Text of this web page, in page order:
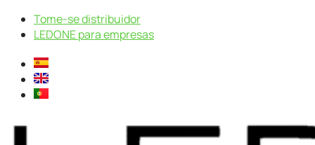
Pular
para
conteúdo
Tome-se distribuidor
LEDONE para empresas